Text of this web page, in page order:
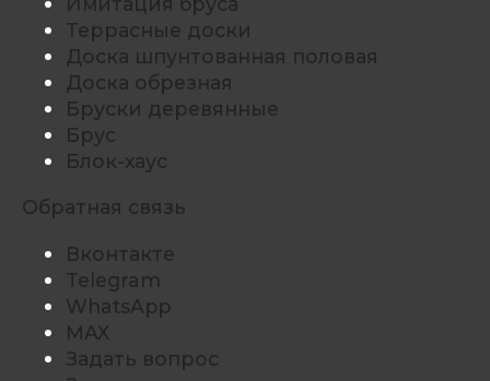
Террасные доски
Доска шпунтованная половая
Доска обрезная
Бруски деревянные
Брус
Блок-хаус
Обратная связь
Вконтакте
Telegram
WhatsApp
MAX
Задать вопрос